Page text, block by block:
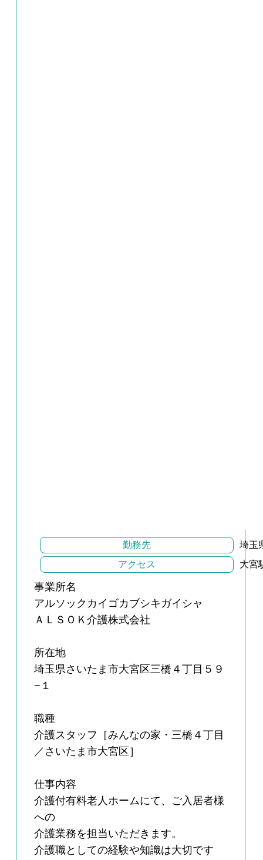
勤務先
埼玉
アクセス
大宮
事業所名
アルソックカイゴカブシキガイシャ
ＡＬＳＯＫ介護株式会社
所在地
埼玉県さいたま市大宮区三橋４丁目５９
−１
職種
介護スタッフ［みんなの家・三橋４丁目
／さいたま市大宮区］
仕事内容
介護付有料老人ホームにて、ご入居者様
への
介護業務を担当いただきます。
介護職としての経験や知識は大切です